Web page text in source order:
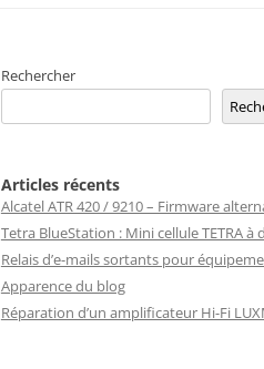
Rechercher
Articles récents
Alcatel ATR 420 / 9210 – Firmware
Tetra BlueStation : Mini cellule TETRA à
Relais d’e-mails sortants pour
Apparence du blog
Réparation d’un amplificateur Hi-Fi